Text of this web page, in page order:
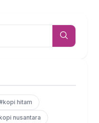
hitam
nusantara